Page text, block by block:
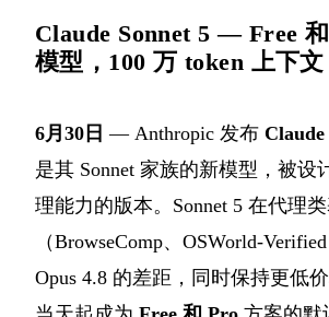
Claude Sonnet 5 — Free
模型，100 万 token 上下文
6月30日 — Anthropic 发布 Claude
是其 Sonnet 家族的新模型，被设
理能力的版本。Sonnet 5 在代理
（BrowseComp、OSWorld-
Opus 4.8 的差距，同时保持更低